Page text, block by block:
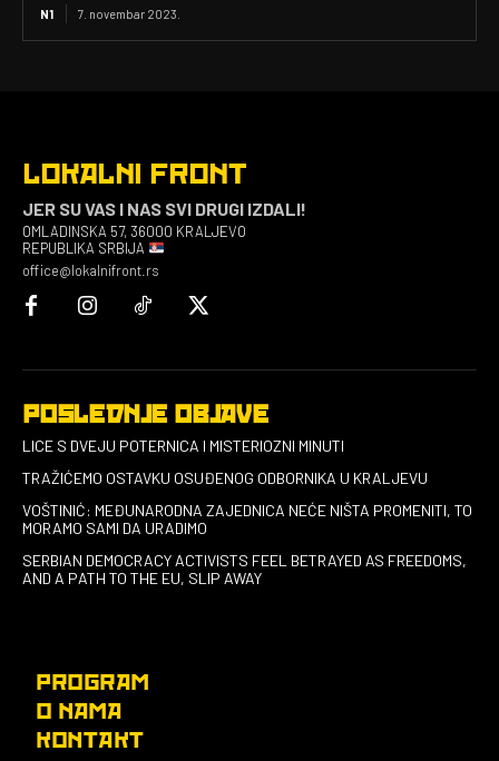
N1 7. novembar 2023.
LOKALNI FRONT
JER SU VAS I NAS SVI DRUGI IZDALI!
OMLADINSKA 57, 36000 KRALJEVO
REPUBLIKA SRBIJA
office@lokalnifront.rs
POSLEDNJE OBJAVE
LICE S DVEJU POTERNICA I MISTERIOZNI MINUTI
TRAŽIĆEMO OSTAVKU OSUĐENOG ODBORNIKA U KRALJEVU
VOŠTINIĆ: MEĐUNARODNA ZAJEDNICA NEĆE NIŠTA PROMENITI, TO
MORAMO SAMI DA URADIMO
SERBIAN DEMOCRACY ACTIVISTS FEEL BETRAYED AS FREEDOMS,
AND A PATH TO THE EU, SLIP AWAY
PROGRAM
O NAMA
KONTAKT